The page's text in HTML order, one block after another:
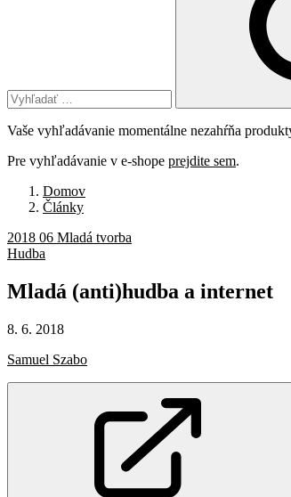
Vaše vyhľadávanie momentálne nezahŕňa
Pre vyhľadávanie v e-shope prejdite sem.
Domov
Články
2018 06 Mladá tvorba
Hudba
Mladá (anti)hudba a internet
8. 6. 2018
Samuel Szabo